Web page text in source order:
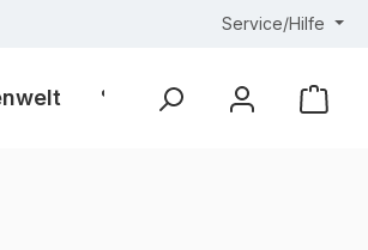
Service/Hilfe
% Outlet %